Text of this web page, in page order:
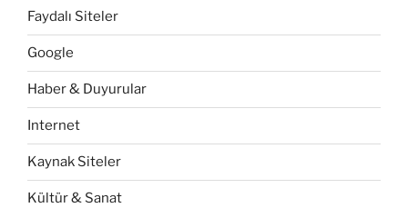
Faydalı Siteler
Google
Haber & Duyurular
Internet
Kaynak Siteler
Kültür & Sanat